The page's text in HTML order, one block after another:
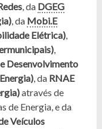
, da DGEG
, da Mobi.E
Elétrica),
,
Desenvolvimento
, da RNAE
através de
de Energia, e da
Veículos